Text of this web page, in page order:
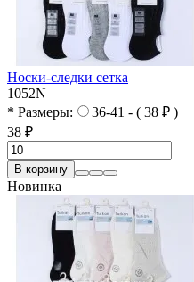
Носки-следки сетка
1052N
* Размеры:
36-41 - ( 38 ₽ )
38 ₽
В корзину
Новинка